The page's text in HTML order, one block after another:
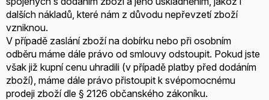
dalších nákladů, které nám z důvodu nepřevzetí zboží
vzniknou.
V případě zaslání zboží na dobírku nebo při osobním
odběru máme dále právo od smlouvy odstoupit. Pokud jste
však již kupní cenu uhradili (v případě platby před dodáním
zboží), máme dále právo přistoupit k svépomocnému
prodeji zboží dle § 2126 občanského zákoníku.